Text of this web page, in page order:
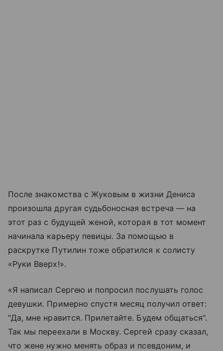
После знакомства с Жуковым в жизни Дениса
произошла другая судьбоносная встреча — на
этот раз с будущей женой, которая в тот момент
начинала карьеру певицы. За помощью в
раскрутке Путилин тоже обратился к солисту
«Руки Вверх!».
«Я написал Сергею и попросил послушать голос
девушки. Примерно спустя месяц получил ответ:
"Да, мне нравится. Прилетайте. Будем общаться".
Так мы переехали в Москву. Сергей сразу сказал,
что жене нужно менять образ и псевдоним, и